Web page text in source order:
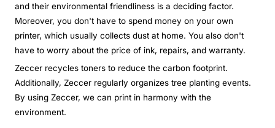
and their environmental friendliness is a deciding factor.
Moreover, you don't have to spend money on your own
printer, which usually collects dust at home. You also don't
have to worry about the price of ink, repairs, and warranty.
Zeccer recycles toners to reduce the carbon footprint.
Additionally, Zeccer regularly organizes tree planting events.
By using Zeccer, we can print in harmony with the
environment.